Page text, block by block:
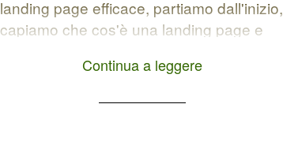
landing page efficace, partiamo dall'inizio,
capiamo che cos'è una landing page e
strategia di comunicazione online. La
Continua a leggere